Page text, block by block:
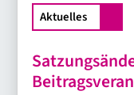
Aktuelles